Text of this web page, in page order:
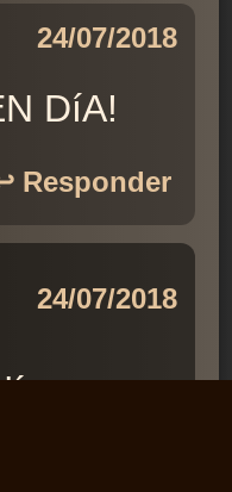
24/07/2018
DíA!
Responder
24/07/2018